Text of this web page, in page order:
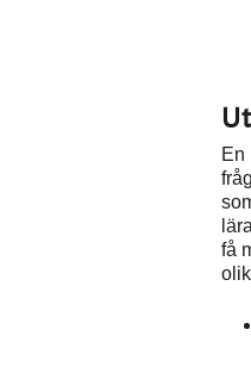
En
få